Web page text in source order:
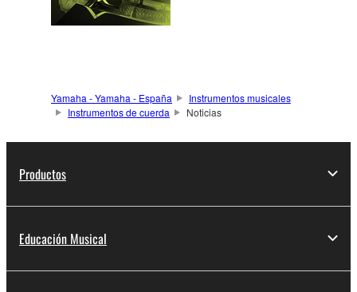
Yamaha - Yamaha - España
Instrumentos musicales
Instrumentos de cuerda
Noticias
Productos
Educación Musical